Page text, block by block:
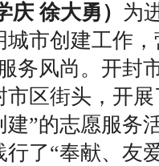
徐大勇） 为
市创建工作
务风尚。开封
区街头，开
”的志愿服务
了“奉献、友